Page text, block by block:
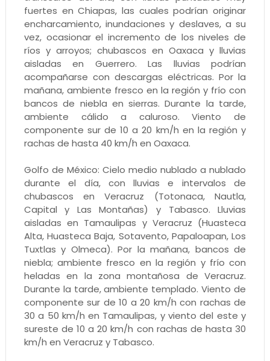
fuertes en Chiapas, las cuales podrían originar
encharcamiento, inundaciones y deslaves, a su
vez, ocasionar el incremento de los niveles de
ríos y arroyos; chubascos en Oaxaca y lluvias
aisladas en Guerrero. Las lluvias podrían
acompañarse con descargas eléctricas. Por la
mañana, ambiente fresco en la región y frío con
bancos de niebla en sierras. Durante la tarde,
ambiente cálido a caluroso. Viento de
componente sur de 10 a 20 km/h en la región y
rachas de hasta 40 km/h en Oaxaca.
Golfo de México: Cielo medio nublado a nublado
durante el día, con lluvias e intervalos de
chubascos en Veracruz (Totonaca, Nautla,
Capital y Las Montañas) y Tabasco. Lluvias
aisladas en Tamaulipas y Veracruz (Huasteca
Alta, Huasteca Baja, Sotavento, Papaloapan, Los
Tuxtlas y Olmeca). Por la mañana, bancos de
niebla; ambiente fresco en la región y frío con
heladas en la zona montañosa de Veracruz.
Durante la tarde, ambiente templado. Viento de
componente sur de 10 a 20 km/h con rachas de
30 a 50 km/h en Tamaulipas, y viento del este y
sureste de 10 a 20 km/h con rachas de hasta 30
km/h en Veracruz y Tabasco.